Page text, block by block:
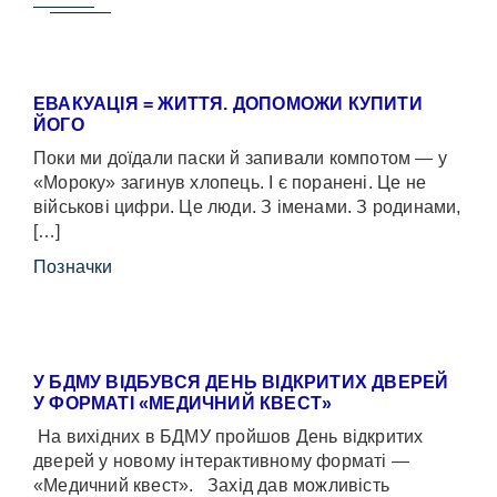
ЕВАКУАЦІЯ = ЖИТТЯ. ДОПОМОЖИ КУПИТИ
ЙОГО
Поки ми доїдали паски й запивали компотом — у
«Мороку» загинув хлопець. І є поранені. Це не
військові цифри. Це люди. З іменами. З родинами,
[…]
Позначки
У БДМУ ВІДБУВСЯ ДЕНЬ ВІДКРИТИХ ДВЕРЕЙ
У ФОРМАТІ «МЕДИЧНИЙ КВЕСТ»
На вихідних в БДМУ пройшов День відкритих
дверей у новому інтерактивному форматі —
«Медичний квест». Захід дав можливість